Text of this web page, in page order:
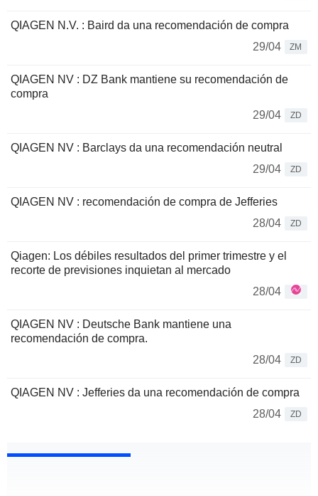
QIAGEN N.V. : Baird da una recomendación de compra
29/04
ZM
QIAGEN NV : DZ Bank mantiene su recomendación de
compra
29/04
ZD
QIAGEN NV : Barclays da una recomendación neutral
29/04
ZD
QIAGEN NV : recomendación de compra de Jefferies
28/04
ZD
Qiagen: Los débiles resultados del primer trimestre y el
recorte de previsiones inquietan al mercado
28/04
QIAGEN NV : Deutsche Bank mantiene una
recomendación de compra.
28/04
ZD
QIAGEN NV : Jefferies da una recomendación de compra
28/04
ZD